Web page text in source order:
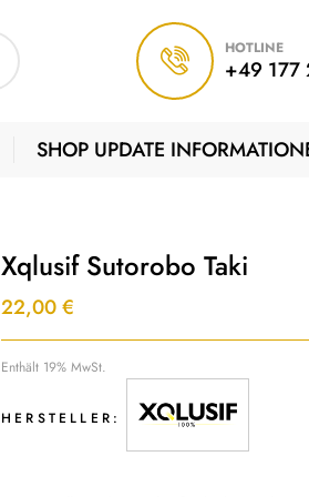
HOTLINE
+49 177
SHOP UPDATE
Xqlusif Sutorobo Taki
22,00€
Enthält 19% MwSt.
HERSTELLER: